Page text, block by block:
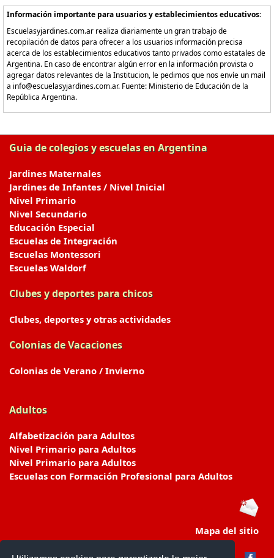
Información importante para usuarios y establecimientos educativos:
Escuelasyjardines.com.ar realiza diariamente un gran trabajo de
recopilación de datos para ofrecer a los usuarios información precisa
acerca de los establecimientos educativos tanto privados como estatales de
Argentina. En caso de encontrar algún error en la información provista o
agregar datos relevantes de la Institucion, le pedimos que nos envíe un mail
a info@escuelasyjardines.com.ar. Fuente: Ministerio de Educación de la
República Argentina.
Guia de colegios y escuelas en Argentina
Jardines Maternales
Jardines de Infantes / Nivel Inicial
Nivel Primario
Nivel Secundario
Educación Especial
Escuelas de Integración
Escuelas Montessori
Escuelas Waldorf
Clubes y deportes para chicos
Clubes, deportes y otras actividades
Colonias de Vacaciones
Colonias de Verano / Invierno
Adultos
Alfabetización para Adultos
Nivel Primario para Adultos
Nivel Primario para Adultos
Escuelas con Formación Profesional para Adultos
Mapa del sitio